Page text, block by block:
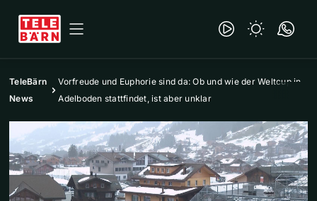
TeleBärn
News
Vorfreude und Euphorie sind da: Ob und wie der Weltcup in
Adelboden stattfindet, ist aber unklar